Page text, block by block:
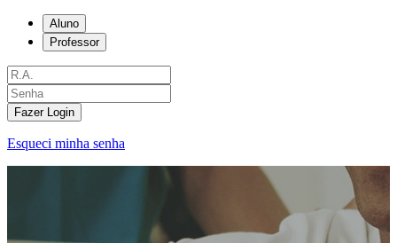
Aluno
Professor
Fazer Login
Esqueci minha senha